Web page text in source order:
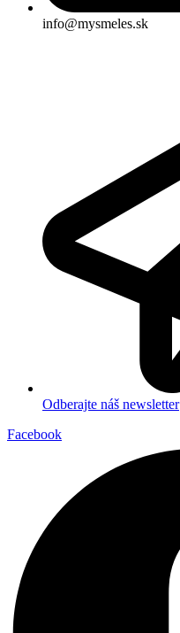
info@mysmeles.sk
Odberajte náš newsletter
Facebook